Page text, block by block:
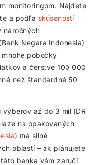
monitoringom. Nájdete
a podľa skúseností
náročných
Negara Indonesia)
pobočky
a čerstvé 100 000
než štandardné 50
výberov až do 3 mil IDR
na opakovaných
má silné
oblastí – ak plánujete
banka vám zaručí